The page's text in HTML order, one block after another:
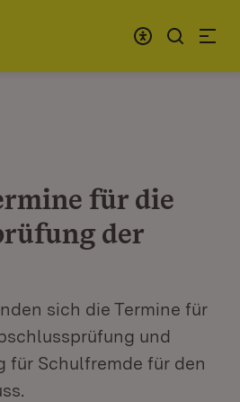
für die
der
sich die Termine für
und
für Schulfremde für den